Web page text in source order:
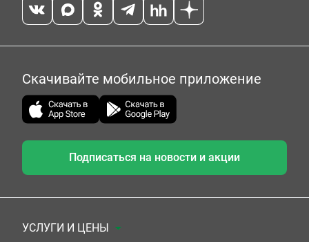
Скачивайте мобильное приложение
Подписаться на новости и акции
УСЛУГИ И ЦЕНЫ